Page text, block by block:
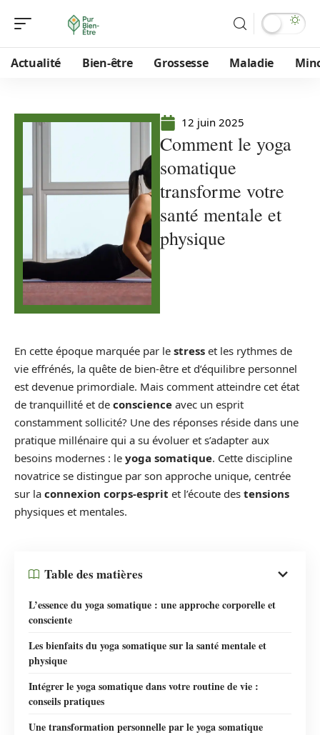
Actualité Bien-être Grossesse Maladie
12 juin 2025
Comment le yoga
somatique
transforme votre
santé mentale et
physique
En cette époque marquée par le stress et les rythmes de
vie effrénés, la quête de bien-être et d’équilibre personnel
est devenue primordiale. Mais comment atteindre cet état
de tranquillité et de conscience avec un esprit
constamment sollicité? Une des réponses réside dans une
pratique millénaire qui a su évoluer et s’adapter aux
besoins modernes : le yoga somatique. Cette discipline
novatrice se distingue par son approche unique, centrée
sur la connexion corps-esprit et l’écoute des tensions
physiques et mentales.
Table des matières
L’essence du yoga somatique : une approche corporelle et
consciente
Les bienfaits du yoga somatique sur la santé mentale et
physique
Intégrer le yoga somatique dans votre routine de vie :
conseils pratiques
Une transformation personnelle par le yoga somatique